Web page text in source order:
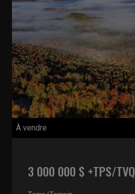
À vendre
3 000 000 $ +TPS/TVQ